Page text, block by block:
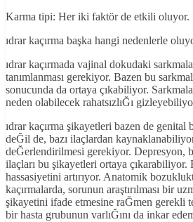
Karma tipi: Her iki faktör de etkili oluyor.
ıdrar kaçırma başka hangi nedenlerle
ıdrar kaçırmada vajinal dokudaki
tanımlanması gerekiyor. Bazen bu
sonucunda da ortaya çıkabiliyor.
neden olabilecek rahatsızlıĞı
ıdrar kaçırma şikayetleri bazen de genital
deĞil de, bazı ilaçlardan
deĞerlendirilmesi gerekiyor. Depresyon,
ilaçları bu şikayetleri ortaya
hassasiyetini artırıyor. Anatomik
kaçırmalarda, sorunun araştırılması bir
şikayetini ifade etmesine raĞmen gerekli
bir hasta grubunun varlıĞını da inkar